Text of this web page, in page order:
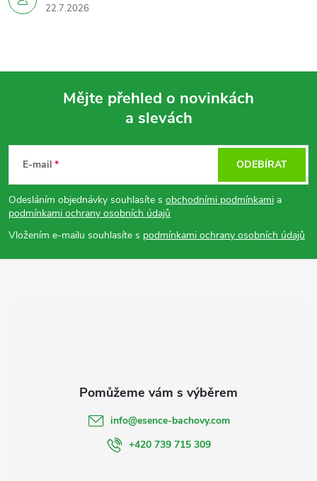
22.7.2026
p
a
t
Mějte přehled o novinkách
a slevách
E-mail
Odesláním objednávky souhlasíte s obchodními podmínkami a
podmínkami ochrany osobních údajů
Vložením e-mailu souhlasíte s podmínkami ochrany osobních údajů
ODEBÍRAT
info@esence-bachovy.com
+420 739 715 309